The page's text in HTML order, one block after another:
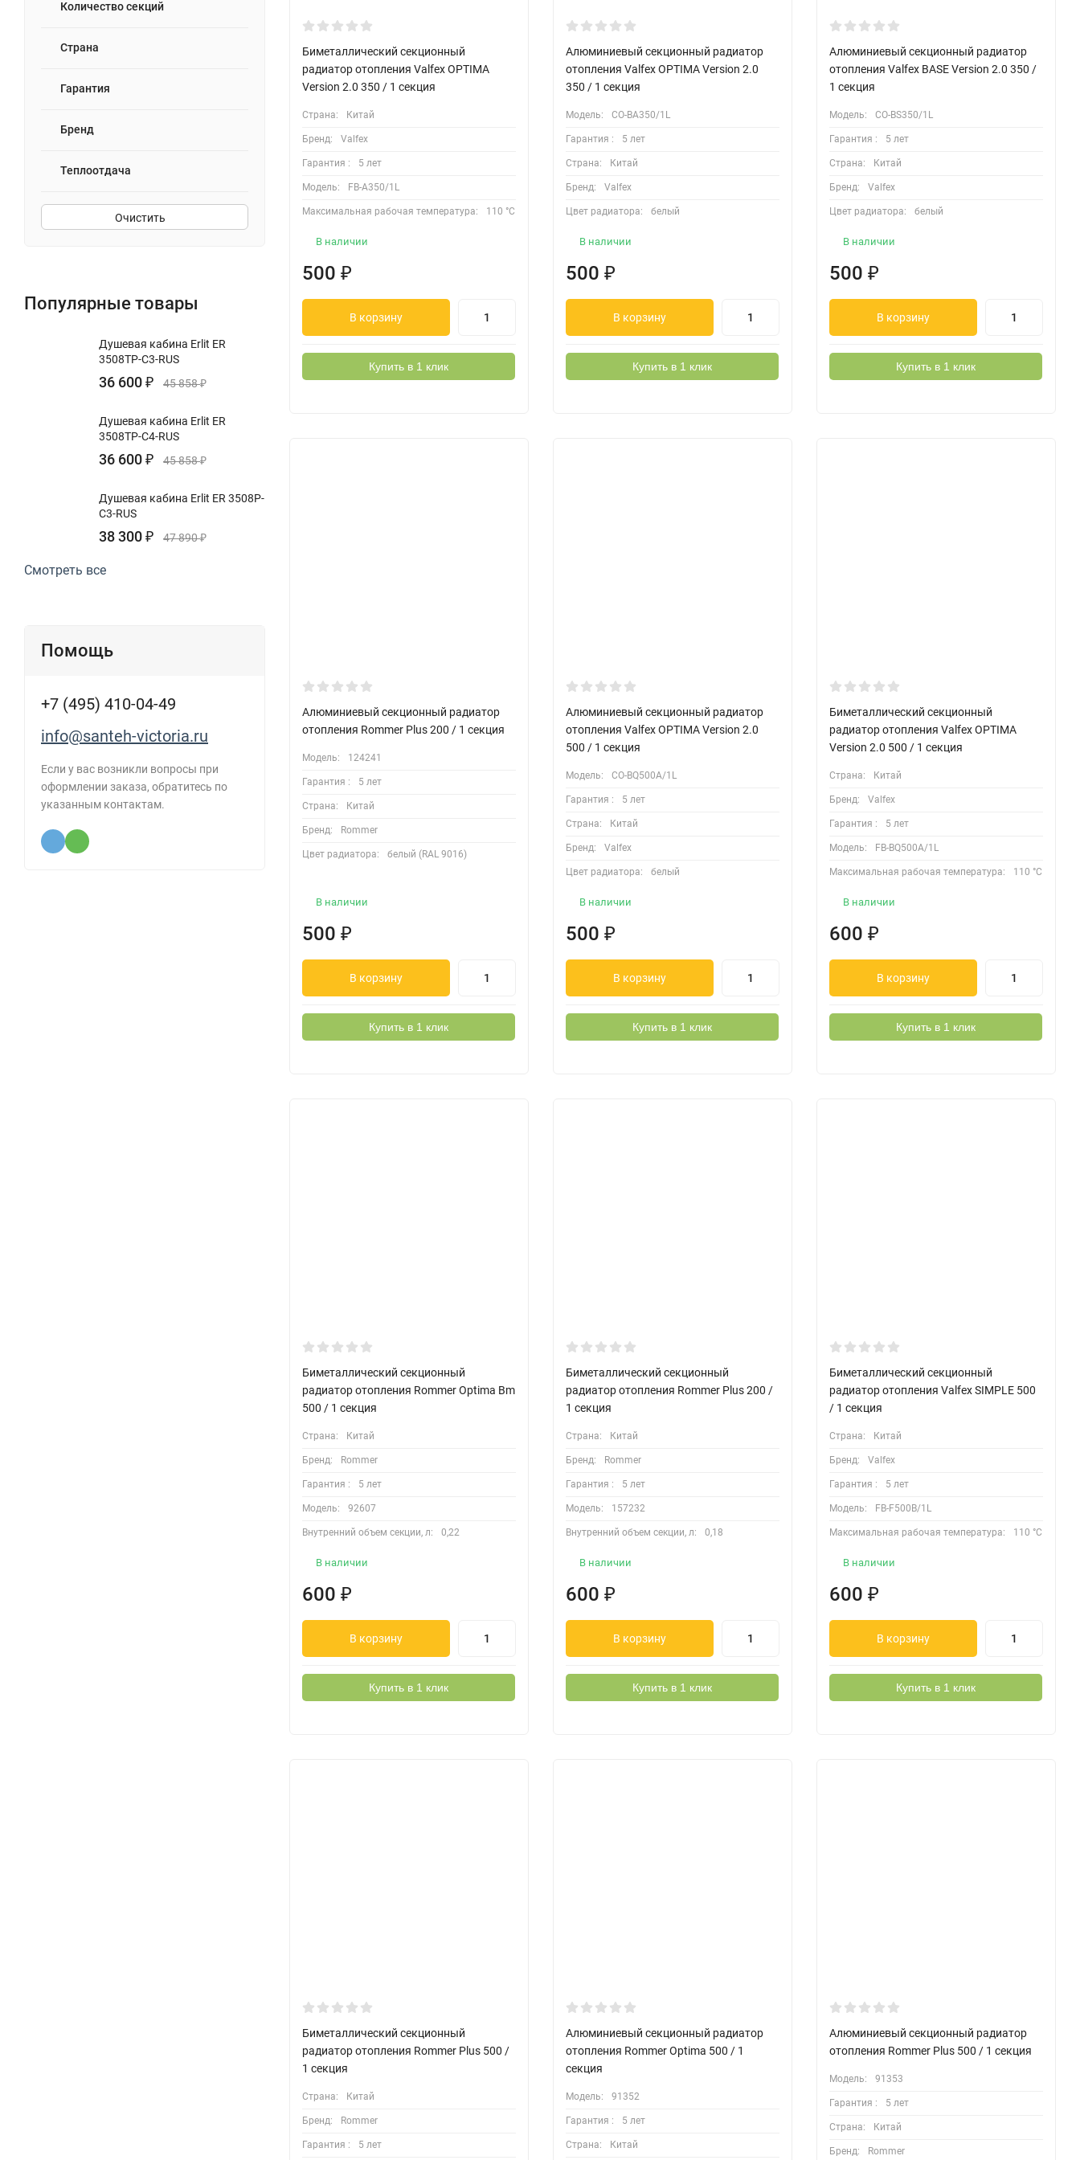
Количество секций
Страна
Гарантия
Бренд
Теплоотдача
Очистить
Популярные товары
Душевая кабина Erlit ER
3508TP-C3-RUS
36 600₽ 45 858₽
Душевая кабина Erlit ER
3508TP-C4-RUS
36 600₽ 45 858₽
Душевая кабина Erlit ER 3508P-
C3-RUS
38 300₽ 47 890₽
Смотреть все
Помощь
+7 (495) 410-04-49
info@santeh-victoria.ru
Если у вас возникли вопросы при
оформлении заказа, обратитесь по
указанным контактам.
Биметаллический секционный
радиатор отопления Valfex OPTIMA
Version 2.0 350 / 1 секция
Страна: Китай
Бренд: Valfex
Гарантия : 5 лет
Модель: FB-A350/1L
Максимальная рабочая температура: 110 °C
В наличии
500 ₽
В корзину
Купить в 1 клик
Алюминиевый секционный радиатор
отопления Valfex OPTIMA Version 2.0
350 / 1 секция
Модель: CO-BA350/1L
Гарантия : 5 лет
Страна: Китай
Бренд: Valfex
Цвет радиатора: белый
В наличии
500 ₽
В корзину
Купить в 1 клик
Алюминиевый секционный радиатор
отопления Valfex BASE Version 2.0 350 /
1 секция
Модель: CO-BS350/1L
Гарантия : 5 лет
Страна: Китай
Бренд: Valfex
Цвет радиатора: белый
В наличии
500 ₽
В корзину
Купить в 1 клик
Алюминиевый секционный радиатор
отопления Rommer Plus 200 / 1 секция
Модель: 124241
Гарантия : 5 лет
Страна: Китай
Бренд: Rommer
Цвет радиатора: белый (RAL 9016)
В наличии
500 ₽
В корзину
Купить в 1 клик
Алюминиевый секционный радиатор
отопления Valfex OPTIMA Version 2.0
500 / 1 секция
Модель: CO-BQ500A/1L
Гарантия : 5 лет
Страна: Китай
Бренд: Valfex
Цвет радиатора: белый
В наличии
500 ₽
В корзину
Купить в 1 клик
Биметаллический секционный
радиатор отопления Valfex OPTIMA
Version 2.0 500 / 1 секция
Страна: Китай
Бренд: Valfex
Гарантия : 5 лет
Модель: FB-BQ500A/1L
Максимальная рабочая температура: 110 °C
В наличии
600 ₽
В корзину
Купить в 1 клик
Биметаллический секционный
радиатор отопления Rommer Optima Bm
500 / 1 секция
Страна: Китай
Бренд: Rommer
Гарантия : 5 лет
Модель: 92607
Внутренний объем секции, л: 0,22
В наличии
600 ₽
В корзину
Купить в 1 клик
Биметаллический секционный
радиатор отопления Rommer Plus 200 /
1 секция
Страна: Китай
Бренд: Rommer
Гарантия : 5 лет
Модель: 157232
Внутренний объем секции, л: 0,18
В наличии
600 ₽
В корзину
Купить в 1 клик
Биметаллический секционный
радиатор отопления Valfex SIMPLE 500
/ 1 секция
Страна: Китай
Бренд: Valfex
Гарантия : 5 лет
Модель: FB-F500B/1L
Максимальная рабочая температура: 110 °C
В наличии
600 ₽
В корзину
Купить в 1 клик
Биметаллический секционный
радиатор отопления Rommer Plus 500 /
1 секция
Страна: Китай
Бренд: Rommer
Гарантия : 5 лет
Алюминиевый секционный радиатор
отопления Rommer Optima 500 / 1
секция
Модель: 91352
Гарантия : 5 лет
Страна: Китай
Алюминиевый секционный радиатор
отопления Rommer Plus 500 / 1 секция
Модель: 91353
Гарантия : 5 лет
Страна: Китай
Бренд: Rommer